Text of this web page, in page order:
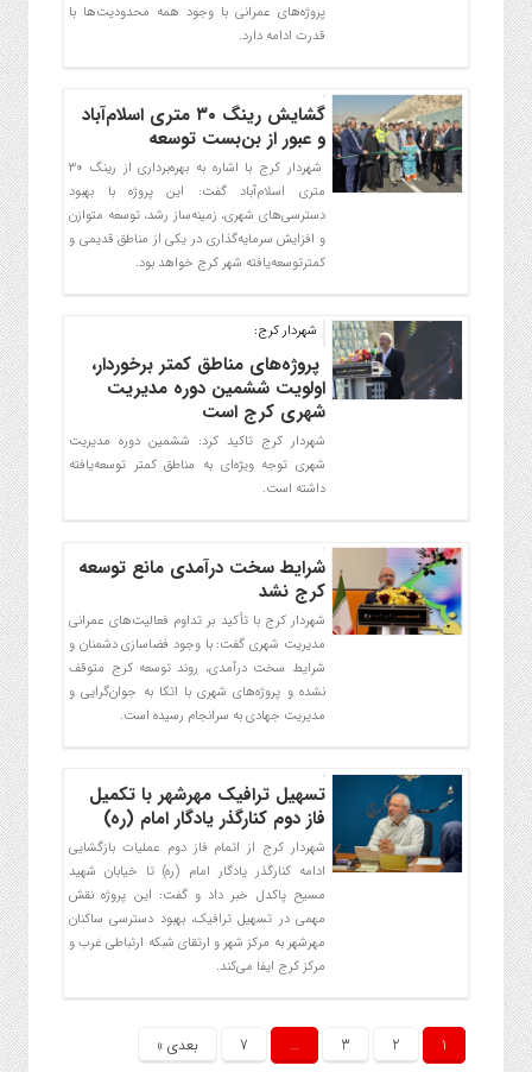
پروژه‌های عمرانی با وجود همه محدودیت‌ها با
قدرت ادامه دارد.
گشایش رینگ ۳۰ متری اسلام‌آباد
و عبور از بن‌بست توسعه
شهردار کرج با اشاره به بهره‌برداری از رینگ ۳۰
متری اسلام‌آباد گفت: این پروژه با بهبود
دسترسی‌های شهری، زمینه‌ساز رشد، توسعه متوازن
و افزایش سرمایه‌گذاری در یکی از مناطق قدیمی و
کمترتوسعه‌یافته شهر کرج خواهد بود.
شهردار کرج:
پروژه‌های مناطق کمتر برخوردار،
اولویت ششمین دوره مدیریت
شهری کرج است
شهردار کرج تاکید کرد: ششمین دوره مدیریت
شهری توجه ویژه‌ای به مناطق کمتر توسعه‌یافته
داشته است.
شرایط سخت درآمدی مانع توسعه
کرج نشد
شهردار کرج با تأکید بر تداوم فعالیت‌های عمرانی
مدیریت شهری گفت: با وجود فضاسازی دشمنان و
شرایط سخت درآمدی، روند توسعه کرج متوقف
نشده و پروژه‌های شهری با اتکا به جوان‌گرایی و
مدیریت جهادی به سرانجام رسیده است.
تسهیل ترافیک مهرشهر با تکمیل
فاز دوم کنارگذر یادگار امام (ره)
شهردار کرج از اتمام فاز دوم عملیات بازگشایی
ادامه کنارگذر یادگار امام (ره) تا خیابان شهید
مسیح پاکدل خبر داد و گفت: این پروژه نقش
مهمی در تسهیل ترافیک، بهبود دسترسی ساکنان
مهرشهر به مرکز شهر و ارتقای شبکه ارتباطی غرب و
مرکز کرج ایفا می‌کند.
1
2
3
…
7 بعدی »